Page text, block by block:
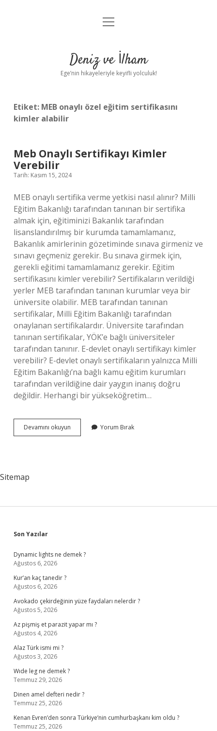
Anasayfa
Yasal Uyarı
menüyü
Deniz ve İlham
Ege’nin hikayeleriyle keyifli yolculuk!
Etiket: MEB onaylı özel eğitim sertifikasını
kimler alabilir
Meb Onaylı Sertifikayı Kimler
Verebilir
Tarih: Kasım 15, 2024
MEB onaylı sertifika verme yetkisi nasıl alınır? Milli
Eğitim Bakanlığı tarafından tanınan bir sertifika
almak için, eğitiminizi Bakanlık tarafından
lisanslandırılmış bir kurumda tamamlamanız,
Bakanlık amirlerinin gözetiminde sınava girmeniz ve
sınavı geçmeniz gerekir. Bu sınava girmek için,
gerekli eğitimi tamamlamanız gerekir. Eğitim
sertifikasını kimler verebilir? Sertifikaların verildiği
yerler MEB tarafından tanınan kurumlar veya bir
üniversite olabilir. MEB tarafından tanınan
sertifikalar, Milli Eğitim Bakanlığı tarafından
onaylanan sertifikalardır. Üniversite tarafından
tanınan sertifikalar, YÖK’e bağlı üniversiteler
tarafından tanınır. E-devlet onaylı sertifikayı kimler
verebilir? E-devlet onaylı sertifikaların yalnızca Milli
Eğitim Bakanlığı’na bağlı kamu eğitim kurumları
tarafından verildiğine dair yaygın inanış doğru
değildir. Herhangi bir yükseköğretim…
Devamını okuyun
Onaylı
Yorum Bırak
Sitemap
Sidebar
Son Yazılar
Dynamic lights ne demek ?
Ağustos 6, 2026
Kur’an kaç tanedir ?
Ağustos 6, 2026
Avokado çekirdeğinin yüze faydaları nelerdir ?
Ağustos 5, 2026
Az pişmiş et parazit yapar mı ?
Ağustos 4, 2026
Alaz Türk ismi mi ?
Ağustos 3, 2026
Wıde leg ne demek ?
Temmuz 29, 2026
Dinen amel defteri nedir ?
Temmuz 25, 2026
Kenan Evren’den sonra Türkiye’nin cumhurbaşkanı kim oldu ?
Temmuz 25, 2026